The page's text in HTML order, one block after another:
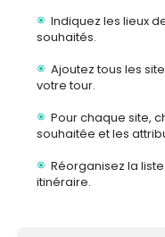
Indiquez les lieux
souhaités.
Ajoutez tous les
votre tour.
Pour chaque site,
souhaitée et les
Réorganisez la
itinéraire.